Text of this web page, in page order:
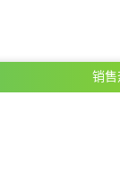
销售